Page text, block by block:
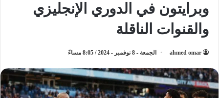
وبرايتون في الدوري الإنجليزي
والقنوات الناقلة
ahmed omar الجمعة - 8 نوفمبر - 2024 / 8:05 مساءً